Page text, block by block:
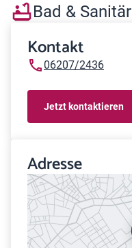
Bad & Sanitär
Kontakt
06207/2436
Jetzt kontaktieren
Adresse